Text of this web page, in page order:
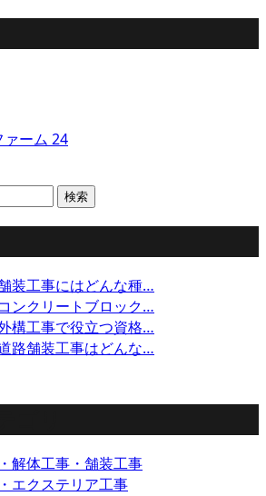
ーム 24
装工事にはどんな種…
コンクリートブロック…
構工事で役立つ資格…
路舗装工事はどんな…
解体工事・舗装工事
エクステリア工事